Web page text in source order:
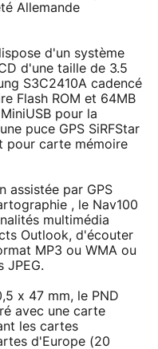
Allemande
d'un système
d'une taille de 3.5
S3C2410A cadencé
Flash ROM et 64MB
pour la
puce GPS SiRFStar
pour carte mémoire
assistée par GPS
, le Nav100
multimédia
Outlook, d'écouter
MP3 ou WMA ou
JPEG.
x 47 mm, le PND
avec une carte
les cartes
d'Europe (20